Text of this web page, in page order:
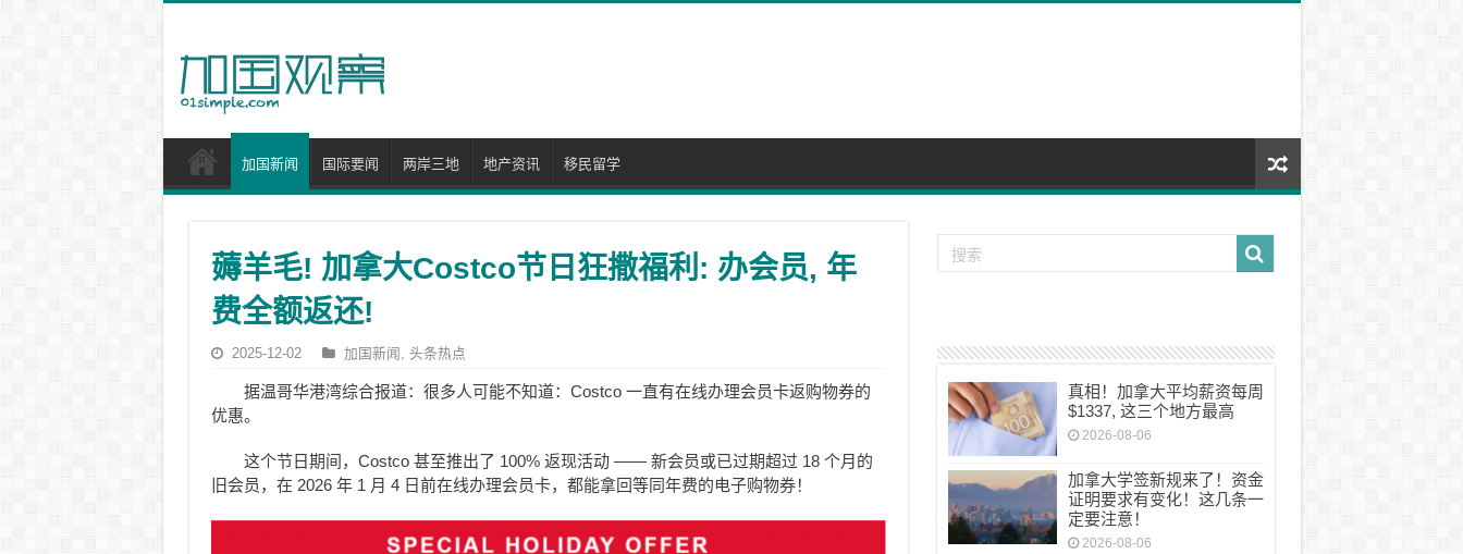
加国新闻 国际要闻 两岸三地 地产资讯 移民留学
薅羊毛! 加拿大Costco节日狂撒福利: 办会员, 年
费全额返还!
2025-12-02 加国新闻 , 头条热点
据温哥华港湾综合报道：很多人可能不知道：Costco 一直有在线办理会员卡返购物券的
优惠。
这个节日期间，Costco 甚至推出了 100% 返现活动 —— 新会员或已过期超过 18 个月的
旧会员，在 2026 年 1 月 4 日前在线办理会员卡，都能拿回等同年费的电子购物券！
真相！加拿大平均薪资每周
$1337, 这三个地方最高
2026-08-06
加拿大学签新规来了！资金
证明要求有变化！这几条一
定要注意！
2026-08-06